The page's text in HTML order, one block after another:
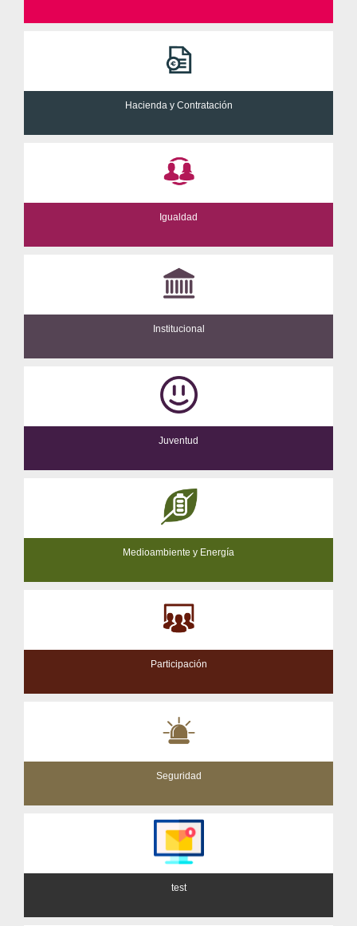
Hacienda y Contratación
Igualdad
Institucional
Juventud
Medioambiente y Energía
Participación
Seguridad
test